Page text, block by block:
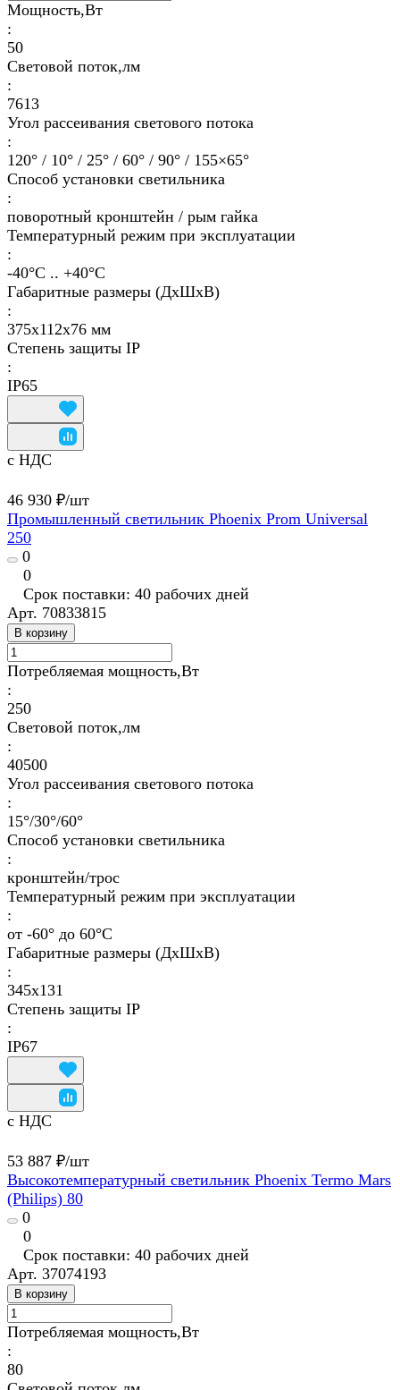
Мощность,Вт
:
50
Световой поток,лм
:
7613
Угол рассеивания светового потока
:
120° / 10° / 25° / 60° / 90° / 155×65°
Способ установки светильника
:
поворотный кронштейн / рым гайка
Температурный режим при эксплуатации
:
-40°С .. +40°C
Габаритные размеры (ДхШхВ)
:
375х112х76 мм
Степень защиты IP
:
IP65
с НДС
46 930 ₽/шт
Промышленный светильник Phoenix Prom Universal
250
0
0
Срок поставки: 40 рабочих дней
Арт. 70833815
В корзину
Потребляемая мощность,Вт
:
250
Световой поток,лм
:
40500
Угол рассеивания светового потока
:
15°/30°/60°
Способ установки светильника
:
кронштейн/трос
Температурный режим при эксплуатации
:
от -60° до 60°C
Габаритные размеры (ДхШхВ)
:
345x131
Степень защиты IP
:
IP67
с НДС
53 887 ₽/шт
Высокотемпературный светильник Phoenix Termo Mars
(Philips) 80
0
0
Срок поставки: 40 рабочих дней
Арт. 37074193
В корзину
Потребляемая мощность,Вт
:
80